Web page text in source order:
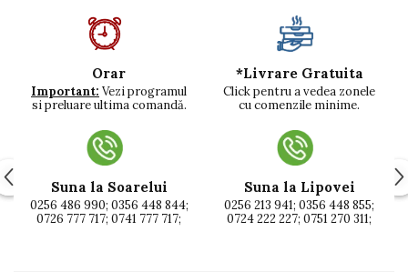
Orar
Important: Vezi programul
si preluare ultima comandă.
*Livrare Gratuita
Click pentru a vedea zonele
cu comenzile minime.
Suna la Soarelui
0256 486 990; 0356 448 844;
0726 777 717; 0741 777 717;
Suna la Lipovei
0256 213 941; 0356 448 855;
0724 222 227; 0751 270 311;